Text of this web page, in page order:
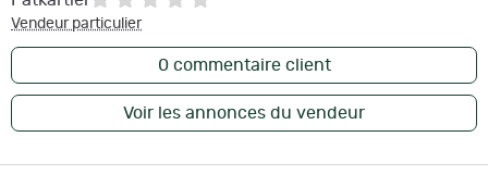
Vendeur particulier
0commentaire client
Voir les annonces du vendeur